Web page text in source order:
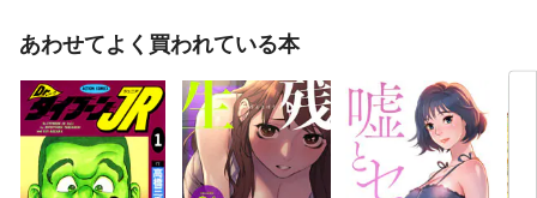
あわせてよく買われている本